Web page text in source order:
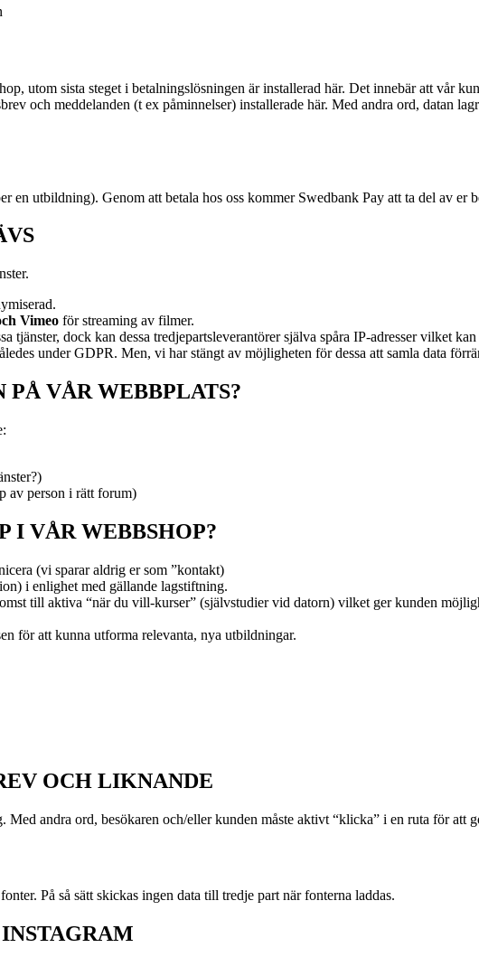
utom sista steget i betalningslösningen är installerad här. Det innebär att vår
och meddelanden (t ex påminnelser) installerade här. Med andra ord, datan
en utbildning). Genom att betala hos oss kommer Swedbank Pay att ta del av er
Vimeo för streaming av filmer.
dock kan dessa tredjepartsleverantörer själva spåra IP-adresser vilket
under GDPR. Men, vi har stängt av möjligheten för dessa att samla data
VÅR WEBBPLATS?
av person i rätt forum)
I VÅR WEBBSHOP?
(vi sparar aldrig er som ”kontakt)
i enlighet med gällande lagstiftning.
till aktiva “när du vill-kurser” (självstudier vid datorn) vilket ger kunden
för att kunna utforma relevanta, nya utbildningar.
OCH LIKNANDE
Med andra ord, besökaren och/eller kunden måste aktivt “klicka” i en ruta för att
På så sätt skickas ingen data till tredje part när fonterna laddas.